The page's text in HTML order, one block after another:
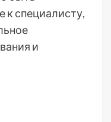
к специалисту,
и